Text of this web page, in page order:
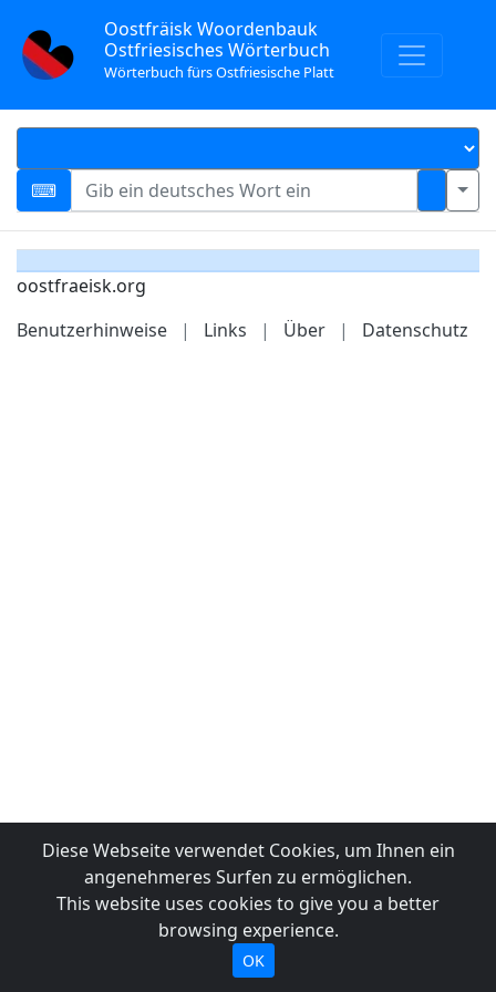
Oostfräisk Woordenbauk
Ostfriesisches Wörterbuch
Wörterbuch fürs Ostfriesische Platt
oostfraeisk.org
Benutzerhinweise
| Links | Über | Datenschutz
Diese Webseite verwendet Cookies, um Ihnen ein
angenehmeres Surfen zu ermöglichen.
This website uses cookies to give you a better
browsing experience.
OK